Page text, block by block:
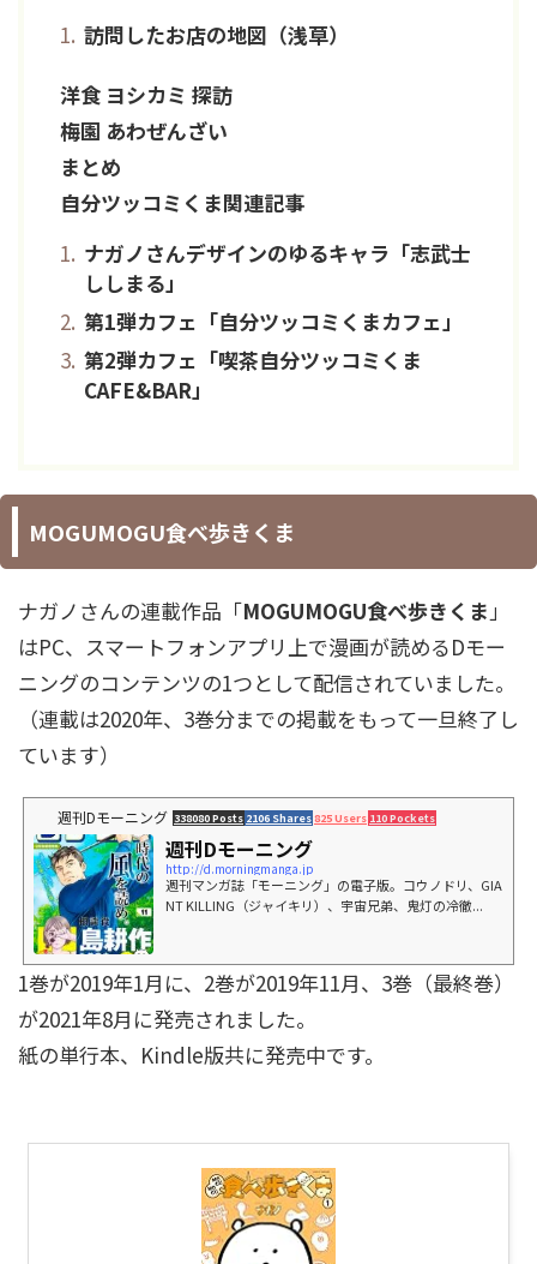
訪問したお店の地図（浅草）
洋食 ヨシカミ 探訪
梅園 あわぜんざい
まとめ
自分ツッコミくま関連記事
ナガノさんデザインのゆるキャラ「志武士
ししまる」
第1弾カフェ「自分ツッコミくまカフェ」
第2弾カフェ「喫茶自分ツッコミくま
CAFE&BAR」
MOGUMOGU食べ歩きくま
ナガノさんの連載作品「MOGUMOGU食べ歩きくま 」
はPC、スマートフォンアプリ上で漫画が読めるDモー
ニングのコンテンツの1つとして配信されていました。
（連載は2020年、3巻分までの掲載をもって一旦終了し
ています）
週刊Dモーニング 338080 Posts 2106 Shares825 Users 110 Pockets
週刊Dモーニング
http://d.morningmanga.jp
週刊マンガ誌「モーニング」の電子版。コウノドリ、GIA
NT KILLING（ジャイキリ）、宇宙兄弟、鬼灯の冷徹...
1巻が2019年1月に、2巻が2019年11月、3巻（最終巻）
が2021年8月に発売されました。
紙の単行本、Kindle版共に発売中です。